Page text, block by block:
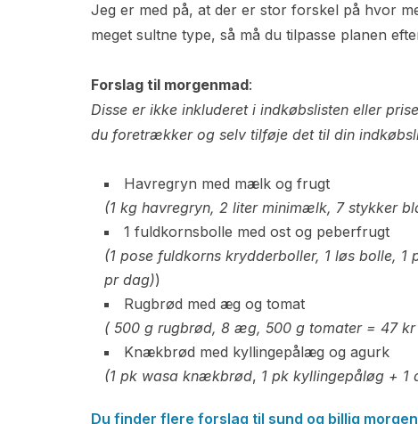
Jeg er med på, at der er stor forskel på hvor
meget sultne type, så må du tilpasse planen
Forslag til morgenmad:
Disse er ikke inkluderet i indkøbslisten eller
du foretrækker og selv tilføje det til din
Havregryn med mælk og frugt
(1 kg havregryn, 2 liter minimælk, 7 stykker
1 fuldkornsbolle med ost og peberfrugt
(1 pose fuldkorns krydderboller, 1 løs bolle,
pr dag))
Rugbrød med æg og tomat
( 500 g rugbrød, 8 æg, 500 g tomater = 47
Knækbrød med kyllingepålæg og agurk
(1 pk wasa knækbrød, 1 pk kyllingepåløg +
Du finder flere forslag til sund og billig